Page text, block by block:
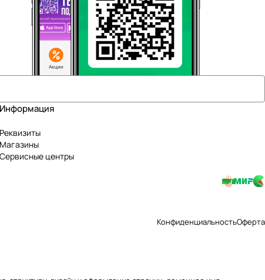
Информация
Реквизиты
Магазины
Сервисные центры
КонфиденциальностьОферта